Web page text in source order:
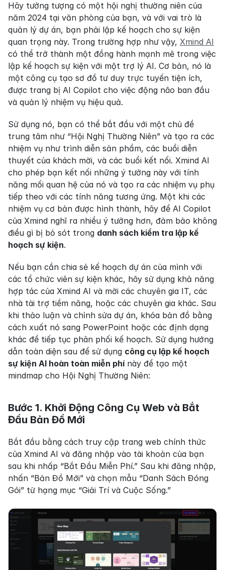
Hãy tưởng tượng có một hội nghị thường niên của
năm 2024 tại văn phòng của bạn, và với vai trò là
quản lý dự án, bạn phải lập kế hoạch cho sự kiện
quan trọng này. Trong trường hợp như vậy, Xmind AI
có thể trở thành một đồng hành mạnh mẽ trong việc
lập kế hoạch sự kiện với một trợ lý AI. Cơ bản, nó là
một công cụ tạo sơ đồ tư duy trực tuyến tiện ích,
được trang bị AI Copilot cho việc động não ban đầu
và quản lý nhiệm vụ hiệu quả.
Sử dụng nó, bạn có thể bắt đầu với một chủ đề
trung tâm như “Hội Nghị Thường Niên” và tạo ra các
nhiệm vụ như trình diễn sản phẩm, các buổi diễn
thuyết của khách mời, và các buổi kết nối. Xmind AI
cho phép bạn kết nối những ý tưởng này với tính
năng mối quan hệ của nó và tạo ra các nhiệm vụ phụ
tiếp theo với các tính năng tương ứng. Một khi các
nhiệm vụ cơ bản được hình thành, hãy để AI Copilot
của Xmind nghĩ ra nhiều ý tưởng hơn, đảm bảo không
điều gì bị bỏ sót trong danh sách kiểm tra lập kế
hoạch sự kiện.
Nếu bạn cần chia sẻ kế hoạch dự án của mình với
các tổ chức viên sự kiện khác, hãy sử dụng khả năng
hợp tác của Xmind AI và mời các chuyên gia IT, các
nhà tài trợ tiềm năng, hoặc các chuyên gia khác. Sau
khi thảo luận và chỉnh sửa dự án, khóa bản đồ bằng
cách xuất nó sang PowerPoint hoặc các định dạng
khác để tiếp tục phân phối kế hoạch. Sử dụng hướng
dẫn toàn diện sau để sử dụng công cụ lập kế hoạch
sự kiện AI hoàn toàn miễn phí này để tạo một
mindmap cho Hội Nghị Thường Niên:
Bước 1. Khởi Động Công Cụ Web và Bắt
Đầu Bản Đồ Mới
Bắt đầu bằng cách truy cập trang web chính thức
của Xmind AI và đăng nhập vào tài khoản của bạn
sau khi nhấp “Bắt Đầu Miễn Phí.” Sau khi đăng nhập,
nhấn “Bản Đồ Mới” và chọn mẫu “Danh Sách Đóng
Gói” từ hạng mục “Giải Trí và Cuộc Sống.”